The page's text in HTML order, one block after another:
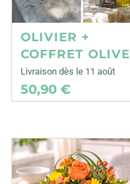
OLIVIER +
COFFRET OLIVE
Livraison dès le 11 août
50,90 €